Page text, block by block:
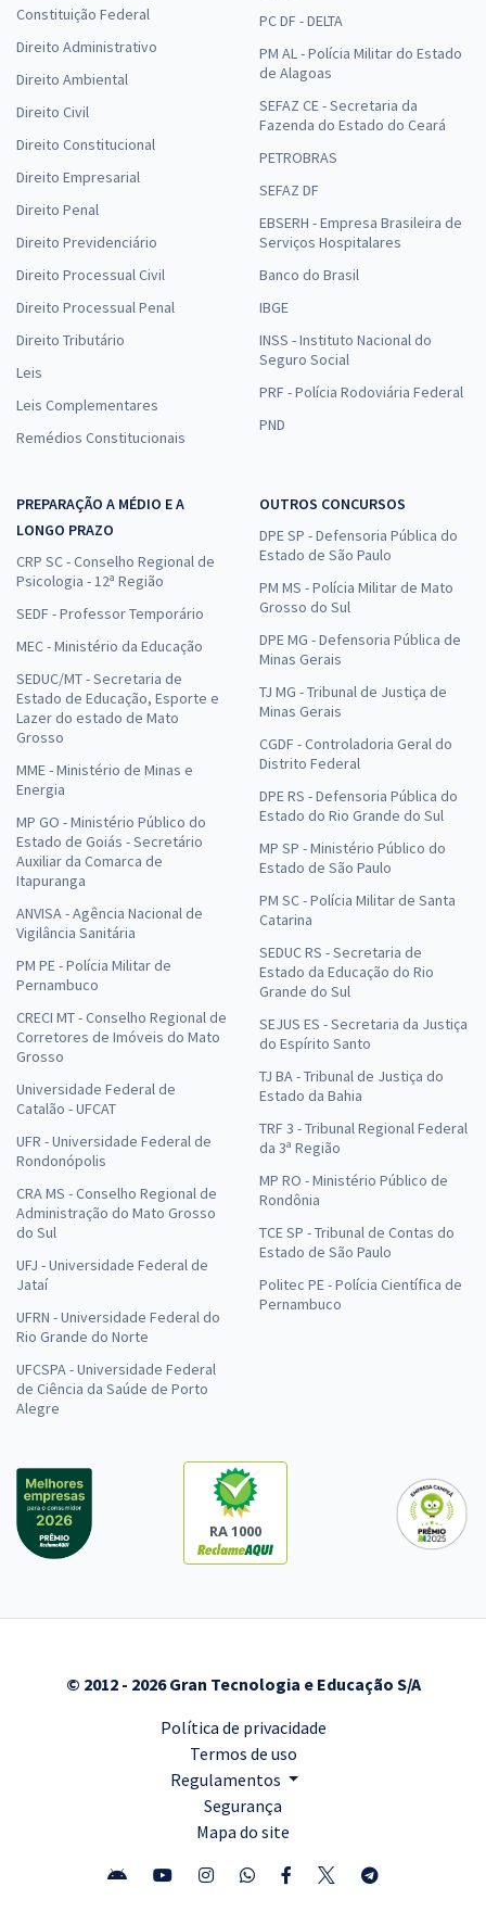
Constituição Federal
Direito Administrativo
Direito Ambiental
Direito Civil
Direito Constitucional
Direito Empresarial
Direito Penal
Direito Previdenciário
Direito Processual Civil
Direito Processual Penal
Direito Tributário
Leis
Leis Complementares
Remédios Constitucionais
PC DF - DELTA
PM AL - Polícia Militar do Estado
de Alagoas
SEFAZ CE - Secretaria da
Fazenda do Estado do Ceará
PETROBRAS
SEFAZ DF
EBSERH - Empresa Brasileira de
Serviços Hospitalares
Banco do Brasil
IBGE
INSS - Instituto Nacional do
Seguro Social
PRF - Polícia Rodoviária Federal
PND
PREPARAÇÃO A MÉDIO E A
LONGO PRAZO
CRP SC - Conselho Regional de
Psicologia - 12ª Região
SEDF - Professor Temporário
MEC - Ministério da Educação
SEDUC/MT - Secretaria de
Estado de Educação, Esporte e
Lazer do estado de Mato
Grosso
MME - Ministério de Minas e
Energia
MP GO - Ministério Público do
Estado de Goiás - Secretário
Auxiliar da Comarca de
Itapuranga
ANVISA - Agência Nacional de
Vigilância Sanitária
PM PE - Polícia Militar de
Pernambuco
CRECI MT - Conselho Regional de
Corretores de Imóveis do Mato
Grosso
Universidade Federal de
Catalão - UFCAT
UFR - Universidade Federal de
Rondonópolis
CRA MS - Conselho Regional de
Administração do Mato Grosso
do Sul
UFJ - Universidade Federal de
Jataí
UFRN - Universidade Federal do
Rio Grande do Norte
UFCSPA - Universidade Federal
de Ciência da Saúde de Porto
Alegre
OUTROS CONCURSOS
DPE SP - Defensoria Pública do
Estado de São Paulo
PM MS - Polícia Militar de Mato
Grosso do Sul
DPE MG - Defensoria Pública de
Minas Gerais
TJ MG - Tribunal de Justiça de
Minas Gerais
CGDF - Controladoria Geral do
Distrito Federal
DPE RS - Defensoria Pública do
Estado do Rio Grande do Sul
MP SP - Ministério Público do
Estado de São Paulo
PM SC - Polícia Militar de Santa
Catarina
SEDUC RS - Secretaria de
Estado da Educação do Rio
Grande do Sul
SEJUS ES - Secretaria da Justiça
do Espírito Santo
TJ BA - Tribunal de Justiça do
Estado da Bahia
TRF 3 - Tribunal Regional Federal
da 3ª Região
MP RO - Ministério Público de
Rondônia
TCE SP - Tribunal de Contas do
Estado de São Paulo
Politec PE - Polícia Científica de
Pernambuco
RA 1000
© 2012 - 2026 Gran Tecnologia e Educação S/A
Política de privacidade
Termos de uso
Regulamentos
Segurança
Mapa do site